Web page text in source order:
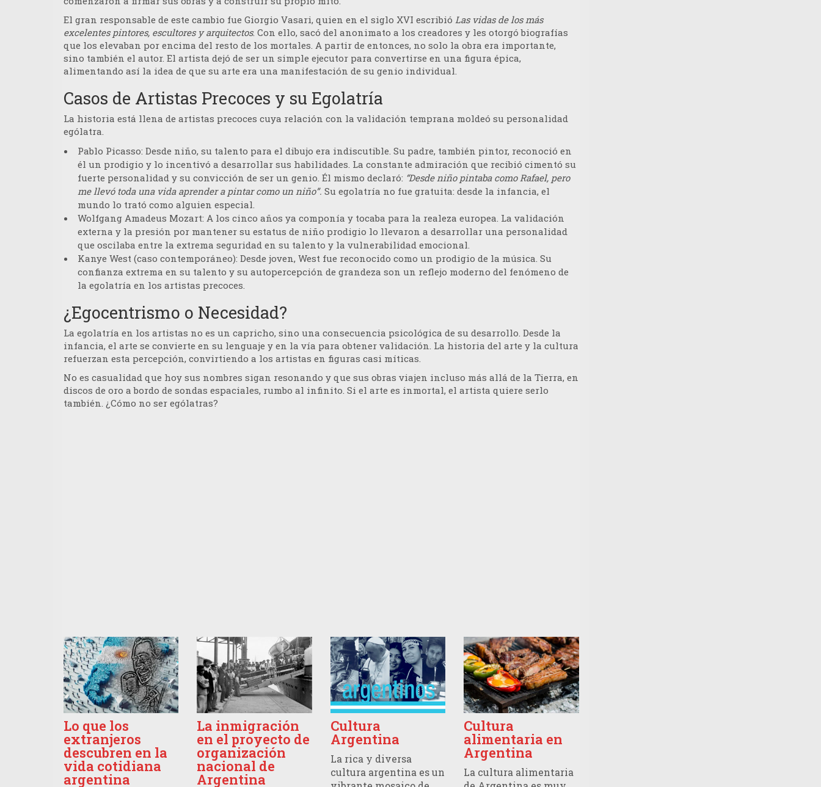
El gran responsable de este cambio fue Giorgio Vasari, quien en el siglo XVI escribió Las vidas de los más
excelentes pintores, escultores y arquitectos. Con ello, sacó del anonimato a los creadores y les otorgó biografías
que los elevaban por encima del resto de los mortales. A partir de entonces, no solo la obra era importante,
sino también el autor. El artista dejó de ser un simple ejecutor para convertirse en una figura épica,
alimentando así la idea de que su arte era una manifestación de su genio individual.
Casos de Artistas Precoces y su Egolatría
La historia está llena de artistas precoces cuya relación con la validación temprana moldeó su personalidad
ególatra.
Pablo Picasso: Desde niño, su talento para el dibujo era indiscutible. Su padre, también pintor, reconoció en
él un prodigio y lo incentivó a desarrollar sus habilidades. La constante admiración que recibió cimentó su
fuerte personalidad y su convicción de ser un genio. Él mismo declaró: “Desde niño pintaba como Rafael, pero
me llevó toda una vida aprender a pintar como un niño”. Su egolatría no fue gratuita: desde la infancia, el
mundo lo trató como alguien especial.
Wolfgang Amadeus Mozart: A los cinco años ya componía y tocaba para la realeza europea. La validación
externa y la presión por mantener su estatus de niño prodigio lo llevaron a desarrollar una personalidad
que oscilaba entre la extrema seguridad en su talento y la vulnerabilidad emocional.
Kanye West (caso contemporáneo): Desde joven, West fue reconocido como un prodigio de la música. Su
confianza extrema en su talento y su autopercepción de grandeza son un reflejo moderno del fenómeno de
la egolatría en los artistas precoces.
¿Egocentrismo o Necesidad?
La egolatría en los artistas no es un capricho, sino una consecuencia psicológica de su desarrollo. Desde la
infancia, el arte se convierte en su lenguaje y en la vía para obtener validación. La historia del arte y la cultura
refuerzan esta percepción, convirtiendo a los artistas en figuras casi míticas.
No es casualidad que hoy sus nombres sigan resonando y que sus obras viajen incluso más allá de la Tierra, en
discos de oro a bordo de sondas espaciales, rumbo al infinito. Si el arte es inmortal, el artista quiere serlo
también. ¿Cómo no ser ególatras?
Lo que los
extranjeros
descubren en la
vida cotidiana
argentina
La inmigración
en el proyecto de
organización
nacional de
Argentina
Cultura
Argentina
La rica y diversa
cultura argentina es un
Cultura
alimentaria en
Argentina
La cultura alimentaria